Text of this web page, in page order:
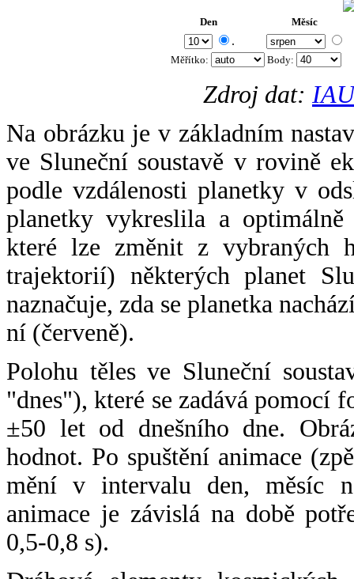
Den Měsíc
.
Měřítko: Body:
Zdroj dat:
Na obrázku je v základním
ve Sluneční soustavě v rovině
podle vzdálenosti planetky v
planetky vykreslila a
které lze změnit z vybraných
trajektorií) některých planet
naznačuje, zda se planetka
ní (červeně).
Polohu těles ve Sluneční
"dnes"), které se zadává pomocí
±50 let od dnešního dne.
hodnot. Po spuštění animace
mění v intervalu den, měsíc
animace je závislá na době
0,5-0,8 s).